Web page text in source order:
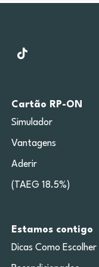
Cartão RP-ON
Simulador
Vantagens
Aderir
(TAEG 18.5%)
Estamos contigo
Dicas Como Escolher